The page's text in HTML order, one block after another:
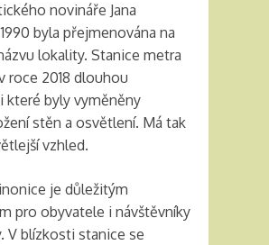
novináře Jana
byla přejmenována na
lokality. Stanice metra
roce 2018 dlouhou
které byly vyměněny
stěn a osvětlení. Má tak
vzhled.
je důležitým
pro obyvatele i návštěvníky
V blízkosti stanice se